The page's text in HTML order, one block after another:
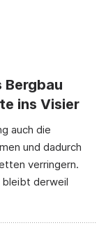
ins Visier
auch die
und dadurch
verringern.
bleibt derweil